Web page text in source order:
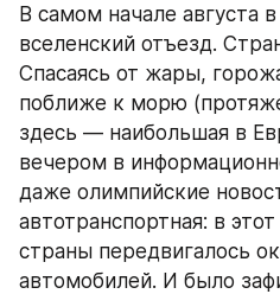
В самом начале августа
вселенский отъезд.
Спасаясь от жары,
поближе к морю
здесь — наибольшая в
вечером в
даже олимпийские
автотранспортная: в
страны передвигалось
автомобилей. И было